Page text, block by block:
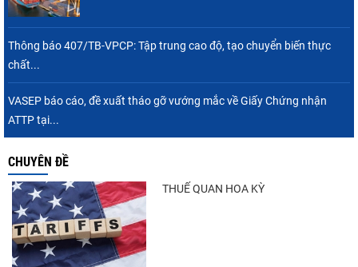
Trung Quốc tăng mạnh nhập khẩu mực,
Thông báo 407/TB-VPCP: Tập trung cao độ, tạo chuyển biến thực
chất...
VASEP báo cáo, đề xuất tháo gỡ vướng mắc về Giấy Chứng nhận
ATTP tại...
CHUYÊN ĐỀ
THUẾ QUAN HOA KỲ